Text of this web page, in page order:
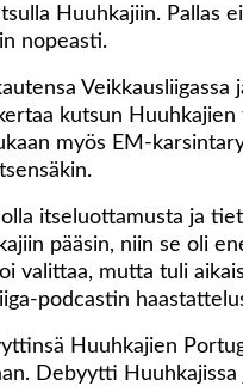
Huuhkajiin. Pallas
nopeasti.
Veikkausliigassa
kutsun
myös EM-
itseluottamusta ja
pääsin, niin se oli
valittaa, mutta tuli
podcastin
Huuhkajien
Debyytti Huuhkajissa